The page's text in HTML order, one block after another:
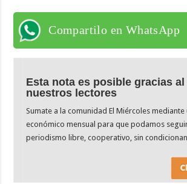
Compartilo en WhatsApp
Esta nota es posible gracias
nuestros lectores
Sumate a la comunidad El Miércoles
económico mensual para que podamos
periodismo libre, cooperativo, sin